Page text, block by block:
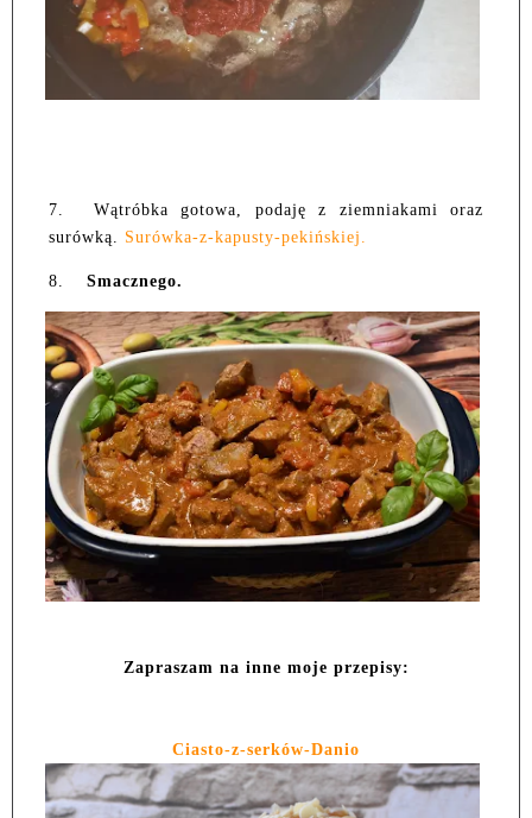
7.
Wątróbka gotowa, podaję z ziemniakami oraz
surówką. Surówka-z-kapusty-pekińskiej.
8. Smacznego.
Zapraszam na inne moje przepisy:
Ciasto-z-serków-Danio